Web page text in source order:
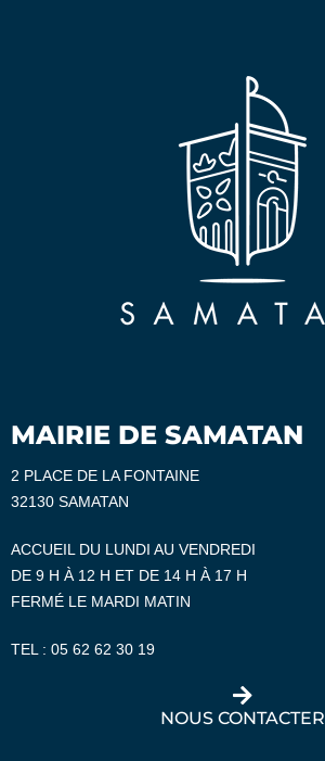
MAIRIE DE SAMATAN
2 PLACE DE LA FONTAINE
32130 SAMATAN
ACCUEIL DU LUNDI AU VENDREDI
DE 9 H À 12 H ET DE 14 H À 17 H
FERMÉ LE MARDI MATIN
TEL : 05 62 62 30 19
NOUS CONTACTER